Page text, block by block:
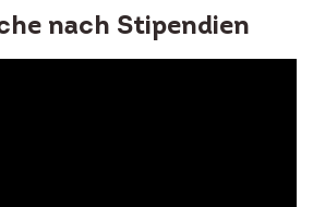
nach Stipendien